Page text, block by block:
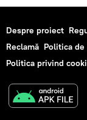
Despre proiect
Reclamă Politica
Politica privind